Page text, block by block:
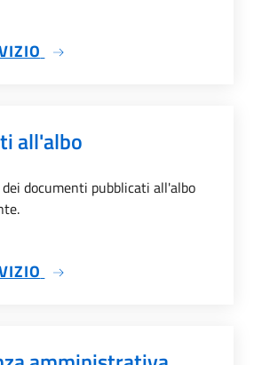
SU BANDI E DATI
all'albo
documenti pubblicati all'albo
SU DOCUMENTI ALL'ALBO